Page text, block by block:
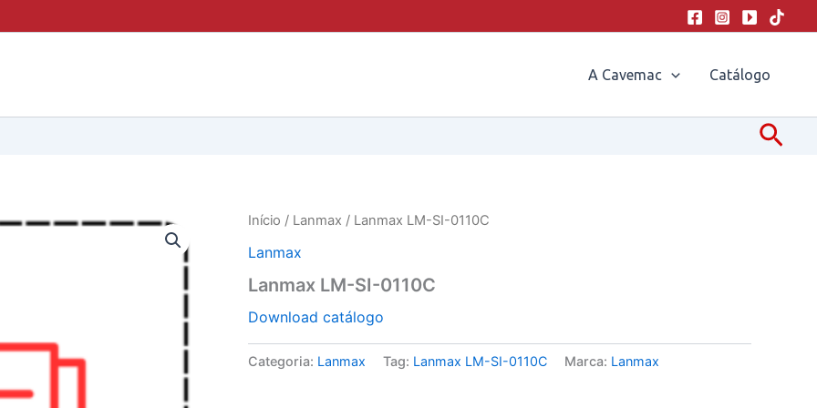
A Cavemac Catálogo
Início / Lanmax / Lanmax LM-SI-0110C
Lanmax
Lanmax LM-SI-0110C
Download catálogo
Categoria: Lanmax Tag: Lanmax LM-SI-0110C Marca: Lanmax